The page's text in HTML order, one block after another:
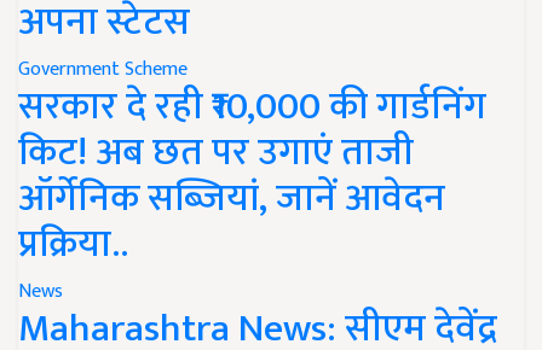
अपना स्टेटस
Government Scheme
सरकार दे रही ₹10,000 की गार्डनिंग
किट! अब छत पर उगाएं ताजी
ऑर्गेनिक सब्जियां, जानें आवेदन
प्रक्रिया..
News
Maharashtra News: सीएम देवेंद्र